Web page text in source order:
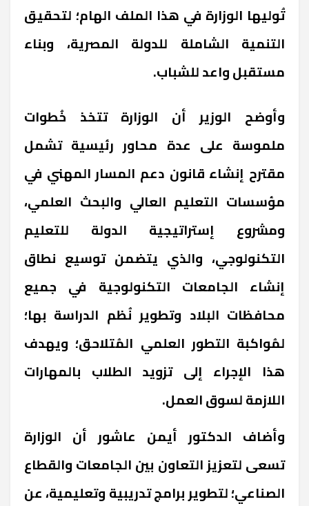
تُوليها الوزارة في هذا الملف الهام؛ لتحقيق
التنمية الشاملة للدولة المصرية، وبناء
مستقبل واعد للشباب.
وأوضح الوزير أن الوزارة تتخذ خُطوات
ملموسة على عدة محاور رئيسية تشمل
مقترح إنشاء قانون دعم المسار المهني في
مؤسسات التعليم العالي والبحث العلمي،
ومشروع إستراتيجية الدولة للتعليم
التكنولوجي، والذي يتضمن توسيع نطاق
إنشاء الجامعات التكنولوجية في جميع
محافظات البلاد وتطوير نُظم الدراسة بها؛
لمُواكبة التطور العلمي المُتلاحق؛ ويهدف
هذا الإجراء إلى تزويد الطلاب بالمهارات
اللازمة لسوق العمل.
وأضاف الدكتور أيمن عاشور أن الوزارة
تسعى لتعزيز التعاون بين الجامعات والقطاع
الصناعي؛ لتطوير برامج تدريبية وتعليمية، عن